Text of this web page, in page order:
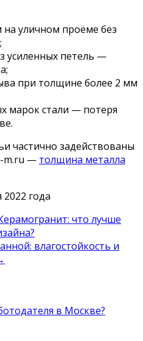
уличном проёме без
усиленных петель —
при толщине более 2 мм
марок стали — потеря
частично задействованы
m.ru — толщина металла
года
что лучше
влагостойкость и